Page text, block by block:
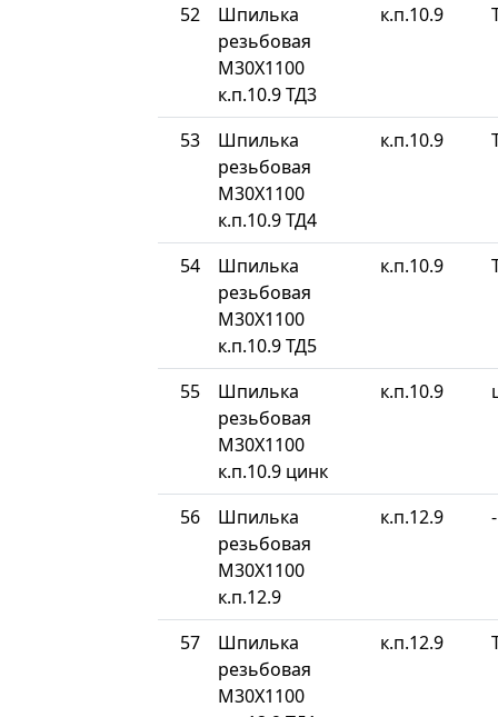
52
Шпилька
резьбовая
М30Х1100
к.п.10.9 ТД3
к.п.10.9
53
Шпилька
резьбовая
М30Х1100
к.п.10.9 ТД4
к.п.10.9
54
Шпилька
резьбовая
М30Х1100
к.п.10.9 ТД5
к.п.10.9
55
Шпилька
резьбовая
М30Х1100
к.п.10.9 цинк
к.п.10.9
56
Шпилька
резьбовая
М30Х1100
к.п.12.9
к.п.12.9 -
57
Шпилька
резьбовая
М30Х1100
к.п.12.9